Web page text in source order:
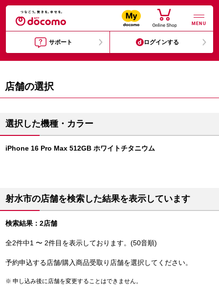
MENU
サポート ログインする
店舗の選択
選択した機種・カラー
iPhone 16 Pro Max 512GB ホワイトチタニウム
射水市の店舗を検索した結果を表示しています
検索結果：2店舗
全2件中1 〜 2件目を表示しております。(50音順)
予約申込する店舗/購入商品受取り店舗を選択してください。
申し込み後に店舗を変更することはできません。